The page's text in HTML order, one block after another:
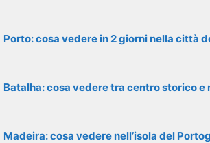
Porto: cosa vedere in 2 giorni nella città
Batalha: cosa vedere tra centro storico e
Madeira: cosa vedere nell’isola del